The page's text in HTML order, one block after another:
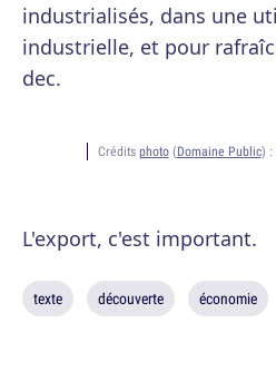
industrialisés, dans une
industrielle, et pour
dec.
Crédits photo(Domaine Public) :
L'export, c'est important.
texte découverte économie